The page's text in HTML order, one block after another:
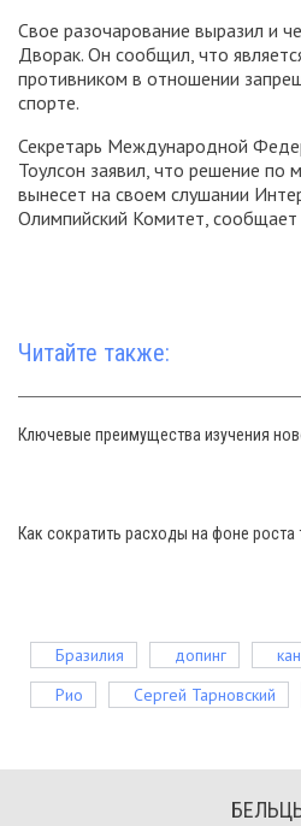
Свое разочарование выразил и
Дворак. Он сообщил, что
противником в отношении
спорте.
Секретарь Международной
Тоулсон заявил, что решение по
вынесет на своем слушании
Олимпийский Комитет, сообщает
Читайте также:
Ключевые преимущества изучения
Как сократить расходы на фоне
Бразилия допинг
Рио
Сергей Тарновский